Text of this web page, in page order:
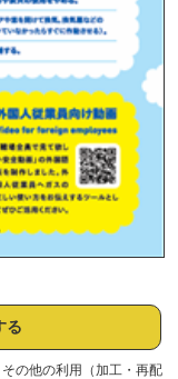
る
の他の利用（加工・再配